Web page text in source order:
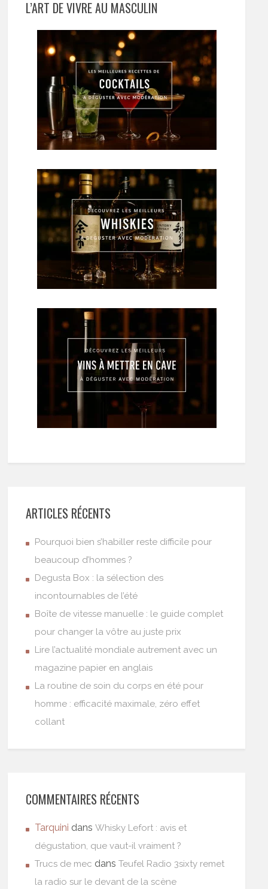
L’ART DE VIVRE AU MASCULIN
ARTICLES RÉCENTS
Pourquoi bien s’habiller reste difficile pour
beaucoup d’hommes ?
Degusta Box : la sélection des
incontournables de l’été
Boîte de vitesse manuelle : le guide complet
pour changer la vôtre au juste prix
Lire l’actualité mondiale autrement avec un
magazine papier en anglais
La routine de soin du corps en été pour
homme : efficacité maximale, zéro effet
collant
COMMENTAIRES RÉCENTS
Tarquini dansWhisky Lefort : avis et
dégustation, que vaut-il vraiment ?
Trucs de mec dansTeufel Radio 3sixty remet
la radio sur le devant de la scène